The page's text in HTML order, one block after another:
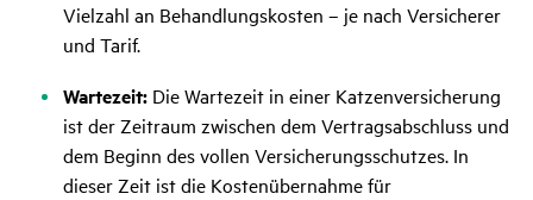
Vielzahl an Behandlungskosten – je nach Versicherer
und Tarif.
Wartezeit: Die Wartezeit in einer Katzenversicherung
ist der Zeitraum zwischen dem Vertragsabschluss und
dem Beginn des vollen Versicherungsschutzes. In
dieser Zeit ist die Kostenübernahme für